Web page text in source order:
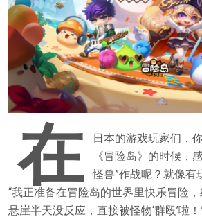
在
日本的游戏玩家们，
《冒险岛》的时候，
怪兽”作战呢？就像有
“我正准备在冒险岛的世界里快乐冒险
悬崖半天没反应，直接被怪物‘群殴’啦